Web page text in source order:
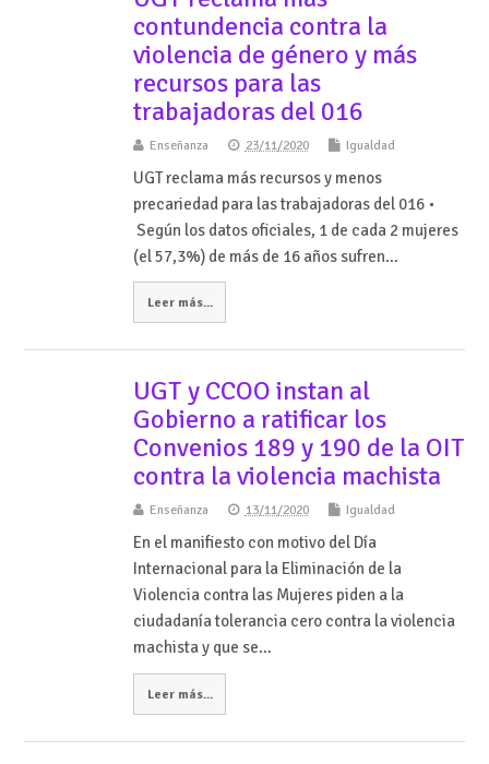
contundencia contra la
violencia de género y más
recursos para las
trabajadoras del 016
Enseñanza 23/11/2020 Igualdad
UGT reclama más recursos y menos
precariedad para las trabajadoras del 016 •
Según los datos oficiales, 1 de cada 2 mujeres
(el 57,3%) de más de 16 años sufren…
Leer más...
UGT y CCOO instan al
Gobierno a ratificar los
Convenios 189 y 190 de la OIT
contra la violencia machista
Enseñanza 13/11/2020 Igualdad
En el manifiesto con motivo del Día
Internacional para la Eliminación de la
Violencia contra las Mujeres piden a la
ciudadanía tolerancia cero contra la violencia
machista y que se…
Leer más...